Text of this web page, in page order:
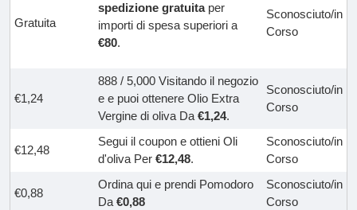
Gratuita
spedizione gratuitaper
importi di spesa superiori a
€80.
Sconosciuto/in
Corso
€1,24
888 / 5,000 Visitando il negozio
e e puoi ottenere Olio Extra
Vergine di oliva Da €1,24.
Sconosciuto/in
Corso
€12,48
Segui il coupon e ottieni Oli
d'oliva Per €12,48.
Sconosciuto/in
Corso
€0,88
Ordina qui e prendi Pomodoro
Da €0,88
Sconosciuto/in
Corso